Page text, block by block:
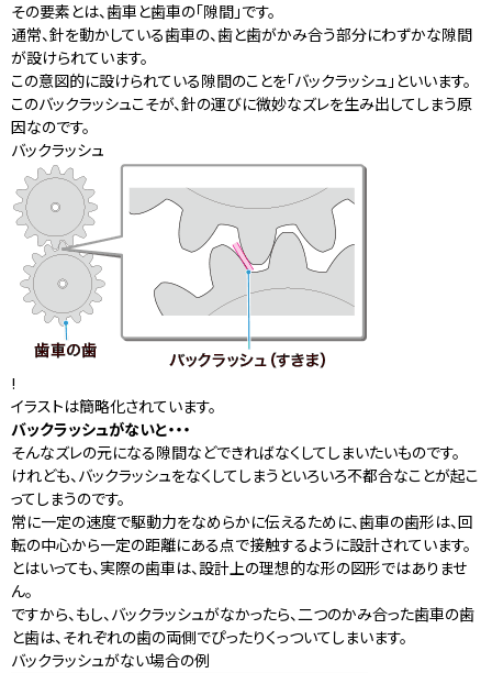
その要素とは、歯車と歯車の「隙間」です。
通常、針を動かしている歯車の、歯と歯がかみ合う部分にわずかな隙間
が設けられています。
この意図的に設けられている隙間のことを「バックラッシュ」といいます。
このバックラッシュこそが、針の運びに微妙なズレを生み出してしまう原
因なのです。
バックラッシュ
!
イラストは簡略化されています。
バックラッシュがないと・・・
そんなズレの元になる隙間などできればなくしてしまいたいものです。
けれども、バックラッシュをなくしてしまうといろいろ不都合なことが起こ
ってしまうのです。
常に一定の速度で駆動力をなめらかに伝えるために、歯車の歯形は、回
転の中心から一定の距離にある点で接触するように設計されています。
とはいっても、実際の歯車は、設計上の理想的な形の図形ではありませ
ん。
ですから、もし、バックラッシュがなかったら、二つのかみ合った歯車の歯
と歯は、それぞれの歯の両側でぴったりくっついてしまいます。
バックラッシュがない場合の例